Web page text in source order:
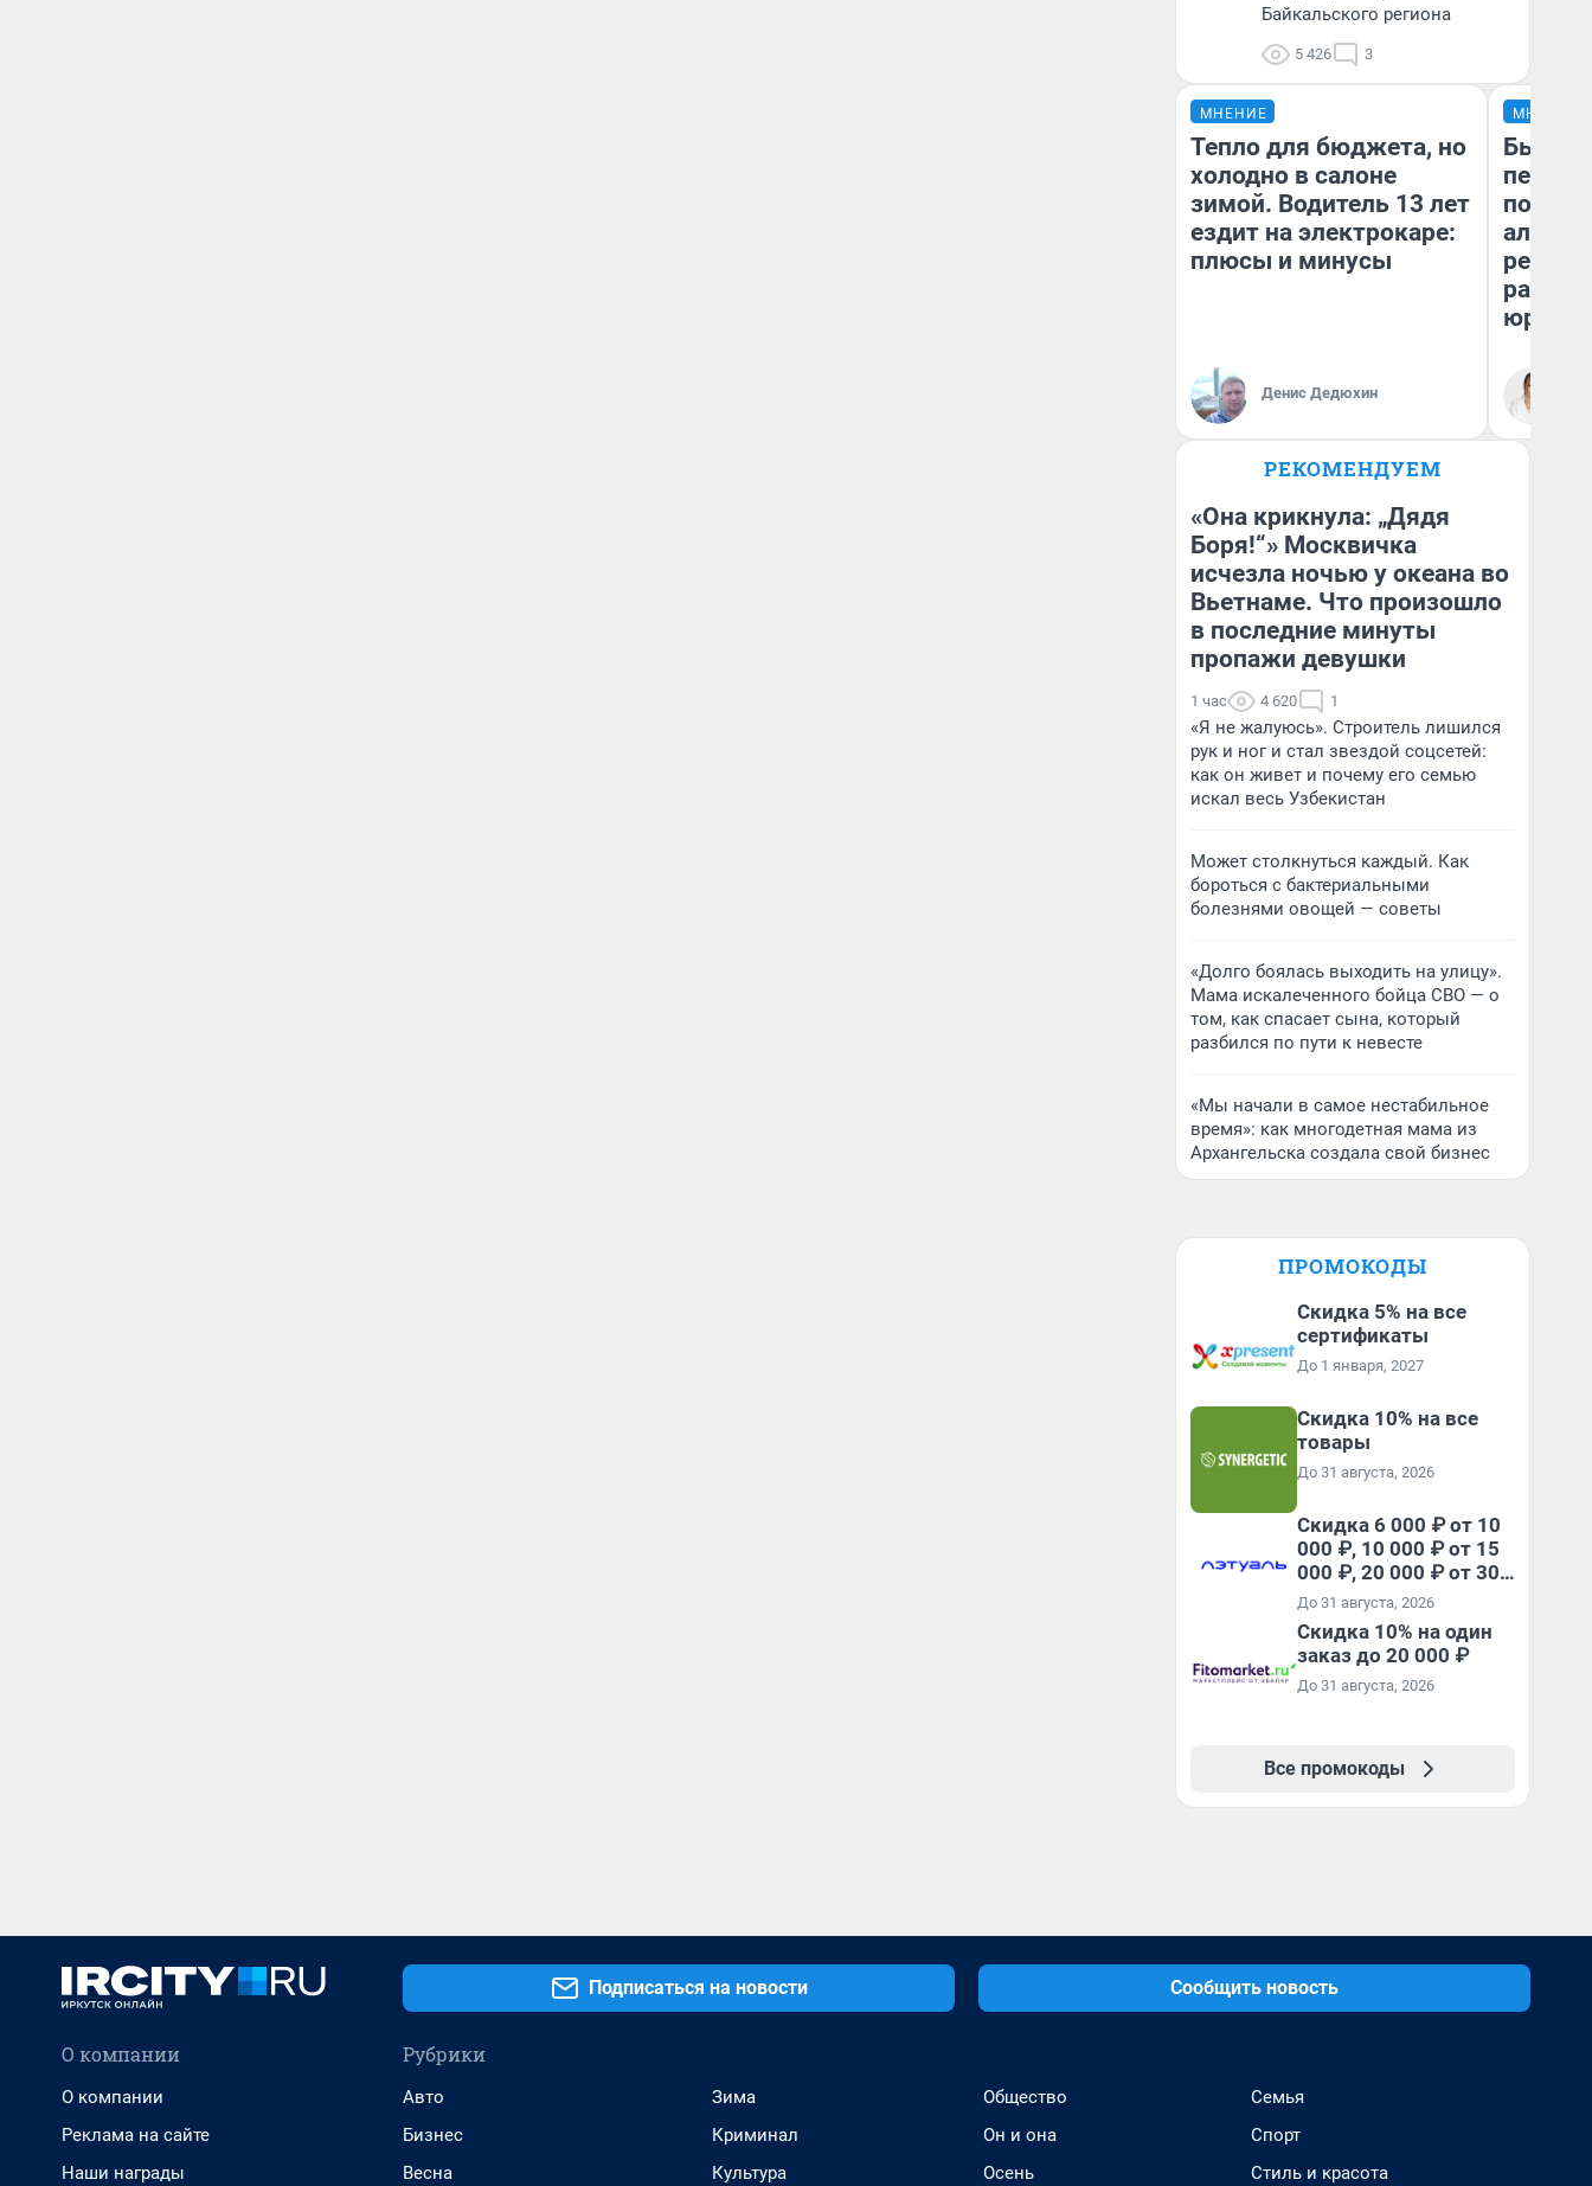
Байкальского региона
5 426 3
МНЕНИЕ
Тепло для бюджета, но
холодно в салоне
зимой. Водитель 13 лет
ездит на электрокаре:
плюсы и минусы
Денис Дедюхин
МНЕНИЕ
Был
разбор
юриста
РЕКОМЕНДУЕМ
«Она крикнула: „Дядя
Боря!“» Москвичка
исчезла ночью у океана во
Вьетнаме. Что произошло
в последние минуты
пропажи девушки
1 час 4 620 1
«Я не жалуюсь». Строитель лишился
рук и ног и стал звездой соцсетей:
как он живет и почему его семью
искал весь Узбекистан
Может столкнуться каждый. Как
бороться с бактериальными
болезнями овощей — советы
«Долго боялась выходить на улицу».
Мама искалеченного бойца СВО — о
том, как спасает сына, который
разбился по пути к невесте
«Мы начали в самое нестабильное
время»: как многодетная мама из
Архангельска создала свой бизнес
ПРОМОКОДЫ
Скидка 5% на все
сертификаты
До 1 января, 2027
Скидка 10% на все
товары
До 31 августа, 2026
Скидка 6 000 ₽ от 10
000 ₽, 10 000 ₽ от 15
000 ₽, 20 000 ₽ от 30
000 ₽ и 35 000 ₽ от 50
000 ₽ на первый и все
повторные заказы по
промокоду НАБЕРИ
До 31 августа, 2026
Скидка 10% на один
заказ до 20 000 ₽
До 31 августа, 2026
Все промокоды
Подписаться на новости Сообщить новость
О компании
О компании
Реклама на сайте
Наши награды
Рубрики
Авто
Бизнес
Весна
Зима
Криминал
Культура
Общество
Он и она
Осень
Семья
Спорт
Стиль и красота